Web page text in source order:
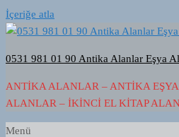
İçeriğe atla
0531 981 01 90 Antika Alanlar Eşya
ANTIKA ALANLAR – ANTIKA
ALANLAR – İKINCI EL KITAP
Menü